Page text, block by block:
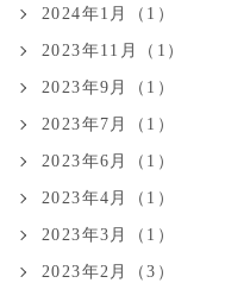
2024年1月（1）
2023年11月（1）
2023年9月（1）
2023年7月（1）
2023年6月（1）
2023年4月（1）
2023年3月（1）
2023年2月（3）